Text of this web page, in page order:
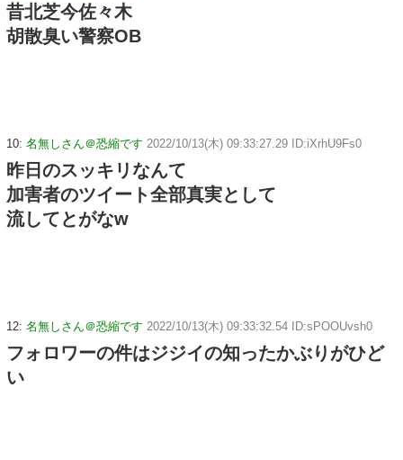
昔北芝今佐々木
胡散臭い警察OB
10: 名無しさん＠恐縮です 2022/10/13(木) 09:33:27.29 ID:iXrhU9Fs0
昨日のスッキリなんて
加害者のツイート全部真実として
流してとがなw
12: 名無しさん＠恐縮です 2022/10/13(木) 09:33:32.54 ID:sPOOUvsh0
フォロワーの件はジジイの知ったかぶりがひど
い